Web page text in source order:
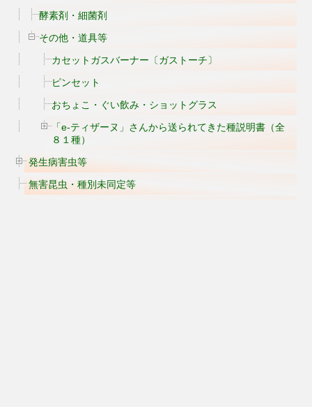
酵素剤・細菌剤
その他・道具等
カセットガスバーナー〔ガストーチ〕
ピンセット
おちょこ・ぐい飲み・ショットグラス
「e-ティザーヌ」さんから送られてきた種説明書（全
８１種）
発生病害虫等
無害昆虫・種別未同定等